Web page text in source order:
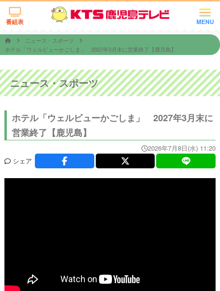
MENU
番組表
ニュース・スポーツ
ホテル「ウェルビューかごしま」 2027年3月末に営業終了【鹿児島】
ニュース・スポーツ
ホテル「ウェルビューかごしま」 2027年3月末に
営業終了【鹿児島】
2026年7月8日(水) 11:20
シェア